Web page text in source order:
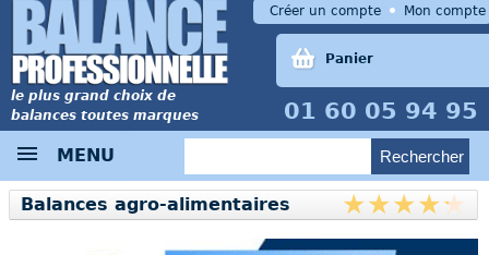
le plus grand choix de
balances toutes marques
01 60 05 94 95
Panier
Créer un compte Mon compte
MENU
Balances agro-alimentaires